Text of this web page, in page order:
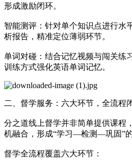
形成激励闭环。
智能测评：针对单个知识点进行水
析报告，精准定位薄弱环节。
单词对碰：结合记忆视频与闯关练
训练方式强化英语单词记忆。
二、督学服务：六大环节，全流程
分之道线上督学并非简单提供课程
机融合，形成“学习—检测—巩固”的
督学全流程覆盖六大环节：